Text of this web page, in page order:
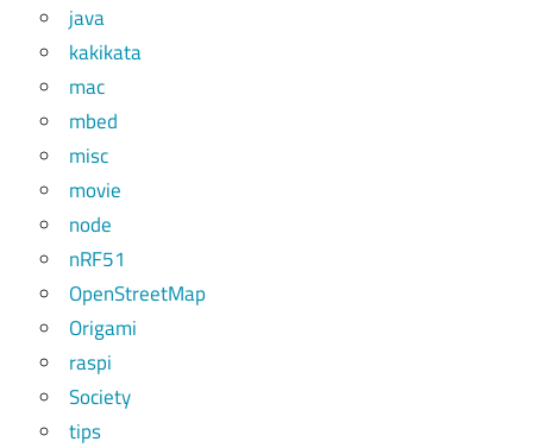
java
kakikata
mac
mbed
misc
movie
node
nRF51
OpenStreetMap
Origami
raspi
Society
tips